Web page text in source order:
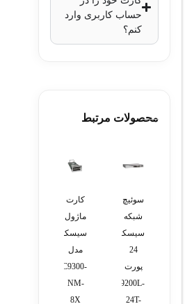
باند 2.4GHz
802.11b/g/n
802.11a/n/ac
حساب کاربری وارد
کنم؟
محصولات مرتبط
سوئیچ
شبکه
سیسکو
24
پورت
C9200L-
24T-
کارت
ماژول
سیسکو
مدل
C9300-
NM-
8X